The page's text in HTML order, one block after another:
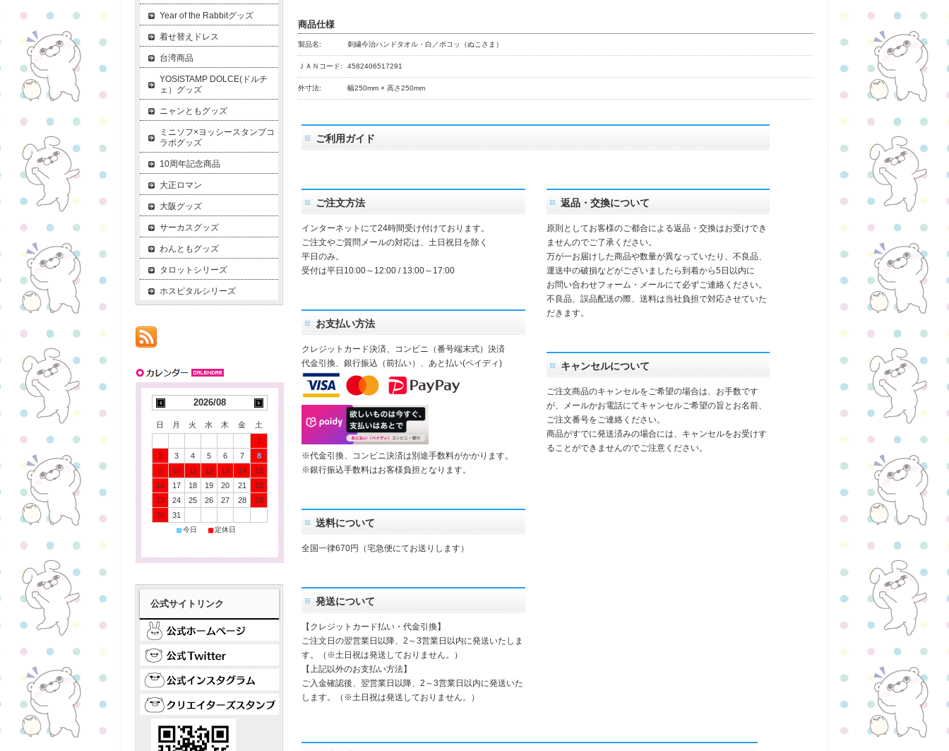
商品仕様
製品名: 刺繍今治ハンドタオル・白／ポコッ（ぬこさま）
ＪＡＮコード: 4582406517291
外寸法: 幅250mm × 高さ250mm
ご利用ガイド
ご注文方法
インターネットにて24時間受け付けております。
ご注文やご質問メールの対応は、土日祝日を除く
平日のみ。
受付は平日10:00～12:00 / 13:00～17:00
お支払い方法
クレジットカード決済、コンビニ（番号端末式）決済
代金引換、銀行振込（前払い）、あと払い(ペイディ)
※代金引換、コンビニ決済は別途手数料がかかります。
※銀行振込手数料はお客様負担となります。
送料について
全国一律670円（宅急便にてお送りします）
発送について
【クレジットカード払い・代金引換】
ご注文日の翌営業日以降、2～3営業日以内に発送いたしま
す。（※土日祝は発送しておりません。）
【上記以外のお支払い方法】
ご入金確認後、翌営業日以降、2～3営業日以内に発送いた
します。（※土日祝は発送しておりません。）
返品・交換について
原則としてお客様のご都合による返品・交換はお受けでき
ませんのでご了承ください。
万が一お届けした商品や数量が異なっていたり、不良品、
運送中の破損などがございましたら到着から5日以内に
お問い合わせフォーム・メールにて必ずご連絡ください。
不良品、誤品配送の際、送料は当社負担で対応させていた
だきます。
キャンセルについて
ご注文商品のキャンセルをご希望の場合は、お手数です
が、メールかお電話にてキャンセルご希望の旨とお名前、
ご注文番号をご連絡ください。
商品がすでに発送済みの場合には、キャンセルをお受けす
ることができませんのでご注意ください。
Year of the Rabbitグッズ
着せ替えドレス
台湾商品
YOSISTAMP DOLCE(ドルチ
ェ）グッズ
ニャンともグッズ
ミニソフ×ヨッシースタンプコ
ラボグッズ
10周年記念商品
大正ロマン
大阪グッズ
サーカスグッズ
わんともグッズ
タロットシリーズ
ホスピタルシリーズ
2026/08
日 月 火 水 木 金
土
1
2
3 4 5 6 7
8
9
10 11 12 13 14
15
16
17 18 19 20 21
22
23
24 25 26 27 28
29
30
31
■今日 ■定休日
公式サイトリンク